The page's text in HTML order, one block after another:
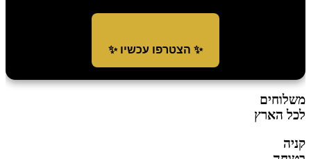
✨ הצטרפו עכשיו ✨
משלוחים
לכל הארץ
קניה